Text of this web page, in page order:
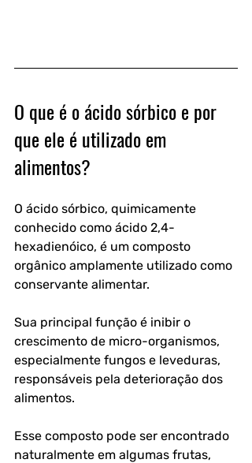
O que é o ácido sórbico e por
que ele é utilizado em
alimentos?
O ácido sórbico, quimicamente
conhecido como ácido 2,4-
hexadienóico, é um composto
orgânico amplamente utilizado como
conservante alimentar.
Sua principal função é inibir o
crescimento de micro-organismos,
especialmente fungos e leveduras,
responsáveis pela deterioração dos
alimentos.
Esse composto pode ser encontrado
naturalmente em algumas frutas,